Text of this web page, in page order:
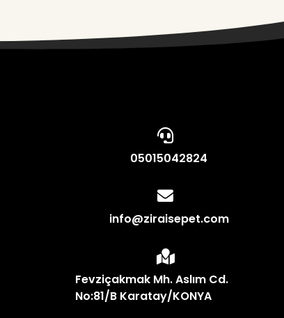
05015042824
info@ziraisepet.com
Fevziçakmak Mh. Aslım Cd.
No:81/B Karatay/KONYA